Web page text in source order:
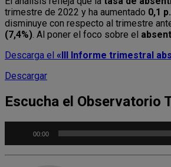
trimestre de 2022 y ha aumentado 0,1
disminuye con respecto al trimestre
(7,4%) . Al poner el foco sobre el
Descarga el «III Informe trimestral
Descargar
Escucha el Observatorio
audio
00:00